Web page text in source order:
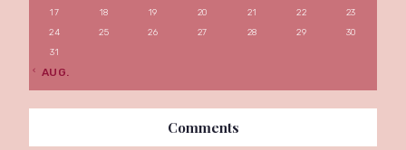
17
18 19 20 21 22
23
24
25 26 27 28 29
30
31
« AUG.
Comments